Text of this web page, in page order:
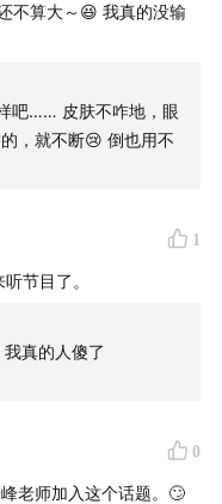
不算大～😆 我真的没输
吧…… 皮肤不咋地，眼
，就不断😢 倒也用不
1
节目了。
真的人傻了
0
老师加入这个话题。🙄